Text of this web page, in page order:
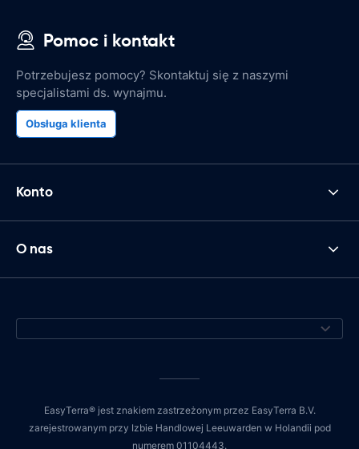
Pomoc i kontakt
Potrzebujesz pomocy? Skontaktuj się z naszymi
specjalistami ds. wynajmu.
Obsługa klienta
Konto
O nas
EasyTerra® jest znakiem zastrzeżonym przez EasyTerra B.V.
zarejestrowanym przy Izbie Handlowej Leeuwarden w Holandii pod
numerem 01104443.